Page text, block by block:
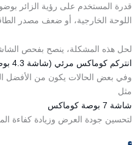
قدرة المستخدم على رؤية الزائر
اللوحة الخارجية، أو ضعف مصدر
لحل هذه المشكلة، ينصح بفحص
انتركم كوماكس مرئي (شاشة 4.3 بوصة)
وفي بعض الحالات يكون من الأفضل
مثل
شاشة 7 بوصة كوماكس
لتحسين جودة العرض وزيادة كفاءة